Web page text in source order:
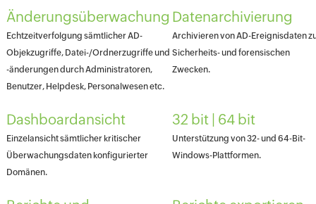
Änderungsüberwachung Datenarchivierung
Echtzeitverfolgung sämtlicher AD-
Objekzugriffe, Datei-/Ordnerzugriffe und
-änderungen durch Administratoren,
Benutzer, Helpdesk, Personalwesen etc.
Archivieren von AD-Ereignisdaten
Sicherheits- und forensischen
Zwecken.
Dashboardansicht 32 bit | 64 bit
Einzelansicht sämtlicher kritischer
Überwachungsdaten konfigurierter
Domänen.
Unterstützung von 32- und 64-Bit-
Windows-Plattformen.